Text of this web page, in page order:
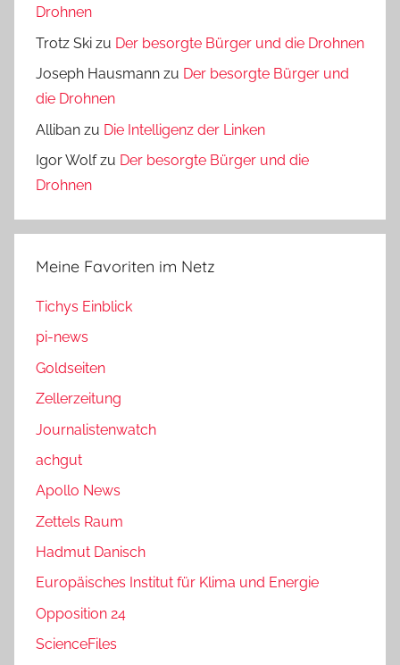
Drohnen
Trotz Ski zu Der besorgte Bürger und die Drohnen
Joseph Hausmann zu Der besorgte Bürger und
die Drohnen
Alliban zu Die Intelligenz der Linken
Igor Wolfzu Der besorgte Bürger und die
Drohnen
Meine Favoriten im Netz
Tichys Einblick
pi-news
Goldseiten
Zellerzeitung
Journalistenwatch
achgut
Apollo News
Zettels Raum
Hadmut Danisch
Europäisches Institut für Klima und Energie
Opposition 24
ScienceFiles